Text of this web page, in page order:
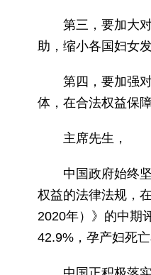
第三，要加大对
助，缩小各国妇女发
第四，要加强对
体，在合法权益保
主席先生，
中国政府始终坚
权益的法律法规，
2020年）》的中期
42.9%，孕产妇死